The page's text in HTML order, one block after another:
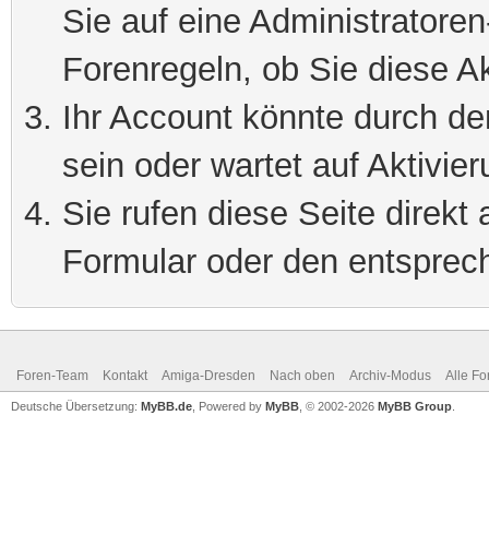
Sie auf eine
Forenregeln, ob Sie diese
Ihr Account könnte durch
sein oder wartet auf
Sie rufen diese Seite direkt
Formular oder den
Foren-Team Kontakt Amiga-Dresden Nach oben Archiv-Modus Alle
Deutsche Übersetzung: MyBB.de , Powered by MyBB , © 2002-2026 MyBB Group